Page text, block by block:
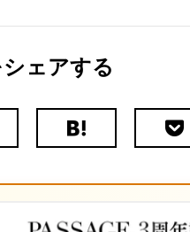
ェアする
は
ク